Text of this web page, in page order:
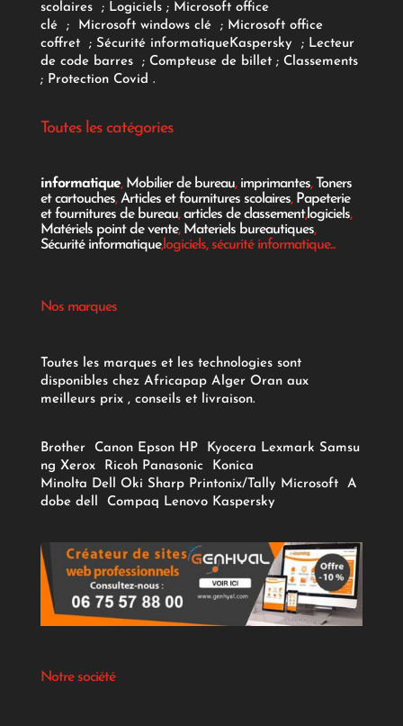
scolaires; Logiciels ; Microsoft office
clé
; Microsoft windows clé; Microsoft office
coffret ; Sécurité informatiqueKaspersky ; Lecteur
de code barres
; Compteuse de billet; Classements
; Protection Covid .
Toutes les catégories
informatique, Mobilier de bureau, imprimantes, Toners
et cartouches,Articles et fournitures scolaires, Papeterie
et fournitures de bureau,articles de classement,logiciels,
Matériels point de vente, Materiels bureautiques,
Sécurité informatique,logiciels, sécurité informatique...
Nos marques
Toutes les marques et les technologies sont
disponibles chez Africapap Alger Oran aux
meilleurs prix , conseils et livraison.
Brother Canon Epson HP Kyocera Lexmark Samsu
ng Xerox Ricoh Panasonic
Konica
Minolta Dell Oki Sharp Printonix/Tally Microsoft
A
dobe dell Compaq Lenovo Kaspersky
Notre société